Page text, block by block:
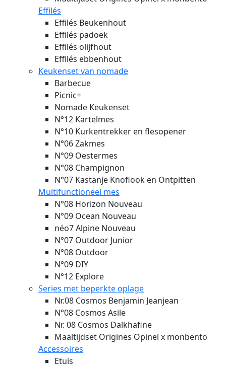
Effilés
Effilés Beukenhout
Effilés padoek
Effilés olijfhout
Effilés ebbenhout
Keukenset van nomade
Barbecue
Picnic+
Nomade Keukenset
N°12 Kartelmes
N°10 Kurkentrekker en flesopener
N°06 Zakmes
N°09 Oestermes
N°08 Champignon
N°07 Kastanje Knoflook en Ontpitten
Multifunctioneel mes
N°08 Horizon Nouveau
N°09 Ocean Nouveau
néo7 Alpine Nouveau
N°07 Outdoor Junior
N°08 Outdoor
N°09 DIY
N°12 Explore
Series met beperkte oplage
Nr.08 Cosmos Benjamin Jeanjean
N°08 Cosmos Asile
Nr. 08 Cosmos Dalkhafine
Maaltijdset Origines Opinel x monbento
Accessoires
Etuis